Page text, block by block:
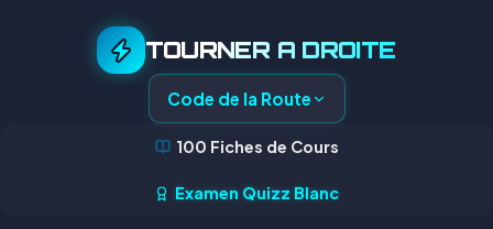
TOURNER A DROITE
Code de la Route
100 Fiches de Cours
Examen Quizz Blanc